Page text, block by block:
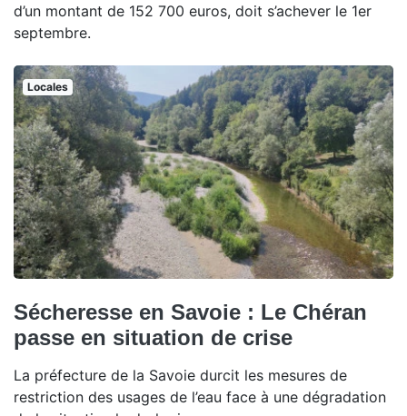
d’un montant de 152 700 euros, doit s’achever le 1er
septembre.
Locales
Sécheresse en Savoie : Le Chéran
passe en situation de crise
La préfecture de la Savoie durcit les mesures de
restriction des usages de l’eau face à une dégradation